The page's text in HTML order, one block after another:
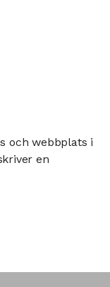
och webbplats i
en